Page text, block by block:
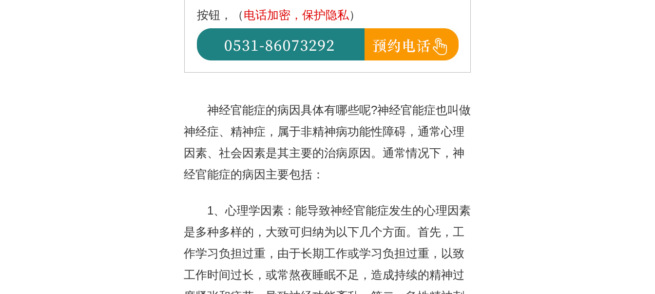
按钮，（电话加密，保护隐私）
神经官能症的病因具体有哪些呢?神经官能症也叫做
神经症、精神症，属于非精神病功能性障碍，通常心理
因素、社会因素是其主要的治病原因。通常情况下，神
经官能症的病因主要包括：
1、心理学因素：能导致神经官能症发生的心理因素
是多种多样的，大致可归纳为以下几个方面。首先，工
作学习负担过重，由于长期工作或学习负担过重，以致
工作时间过长，或常熬夜睡眠不足，造成持续的精神过